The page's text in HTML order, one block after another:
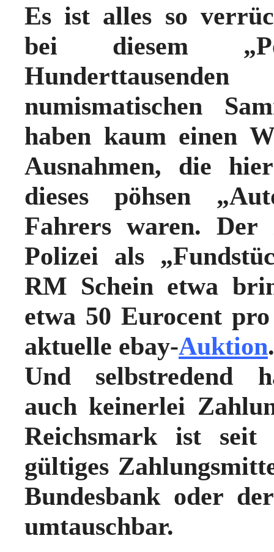
Es ist alles so
bei diesem
numismatischen
haben kaum einen
Ausnahmen, die
dieses pöhsen
Fahrers waren.
Polizei als
RM Schein etwa
etwa 50 Eurocent
aktuelle ebay-Auktion.
Und selbstredend
auch keinerlei
Reichsmark ist
gültiges
Bundesbank oder
umtauschbar.